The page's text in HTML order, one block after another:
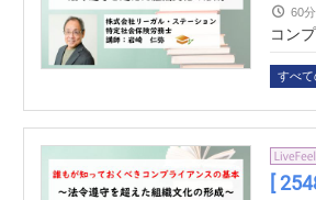
60分
コン
アン
使え
すべて
[